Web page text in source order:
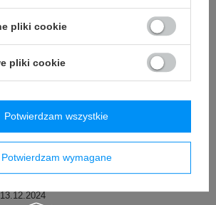
Materiał Szkło borokrzemowe
Stan
ftalanów TAK Więcej
Wzór NIE
Pojemność 500 ml
obrotu na
pliki cookie
pliki cookie
Potwierdzam wymagane
Potwierdzam wszystkie